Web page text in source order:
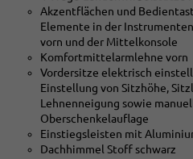
[5MF]
Dekoreinlagen
Aluminium
matt
gebürstet
silber
oder
[5TK]
Dekoreinlagen
Holz
Akzentflächen und
Elemente in der
vorn und der Mittelkonsole
Komfortmittelarmlehne vorn
Vordersitze elektrisch
Einstellung von Sitzhöhe,
Lehnenneigung sowie
Oberschenkelauflage
Einstiegsleisten mit
Dachhimmel Stoff schwarz